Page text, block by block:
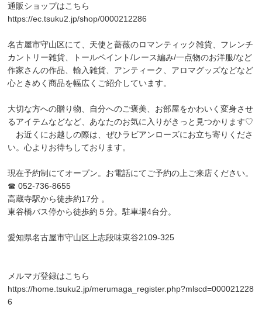
通販ショップはこちら
https://ec.tsuku2.jp/shop/0000212286
名古屋市守山区にて、天使と薔薇のロマンティック雑貨、フレンチ
カントリー雑貨、トールペイント/レース編み/一点物のお洋服/など
作家さんの作品、輸入雑貨、アンティーク、アロマグッズなどなど
心ときめく商品を幅広くご紹介しています。
大切な方への贈り物、自分へのご褒美、お部屋をかわいく変身させ
るアイテムなどなど、あなたのお気に入りがきっと見つかります♡
お近くにお越しの際は、ぜひラビアンローズにお立ち寄りくださ
い。心よりお待ちしております。
現在予約制にてオープン。お電話にてご予約の上ご来店ください。
☎ 052-736-8655
高蔵寺駅から徒歩約17分 。
東谷橋バス停から徒歩約５分。駐車場4台分。
愛知県名古屋市守山区上志段味東谷2109-325
メルマガ登録はこちら
https://home.tsuku2.jp/merumaga_register.php?mlscd=000021228
6